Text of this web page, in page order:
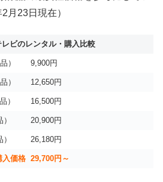
月23日現在）
ビのレンタル・購入比較
） 9,900円
） 12,650円
） 16,500円
20,900円
26,180円
入価格 29,700円～